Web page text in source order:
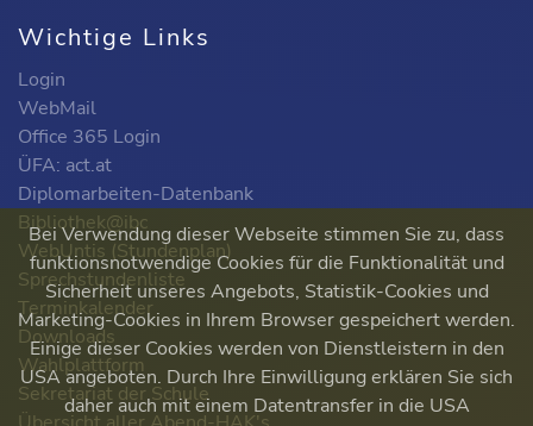
Wichtige Links
Login
WebMail
Office 365 Login
ÜFA: act.at
Diplomarbeiten-Datenbank
Bibliothek@ibc
WebUntis (Stundenplan)
Sprechstundenliste
Terminkalender
Downloads
Wahlplattform
Sekretariat der Schule
Bei Verwendung dieser Webseite stimmen Sie zu, dass
funktionsnotwendige Cookies für die Funktionalität und
Sicherheit unseres Angebots, Statistik-Cookies und
Marketing-Cookies in Ihrem Browser gespeichert werden.
Einige dieser Cookies werden von Dienstleistern in den
USA angeboten. Durch Ihre Einwilligung erklären Sie sich
daher auch mit einem Datentransfer in die USA